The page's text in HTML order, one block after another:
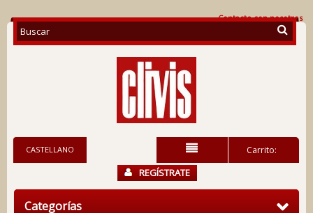
Contacte con nosotros
Carrito:
CASTELLANO
REGÍSTRATE
Categorías